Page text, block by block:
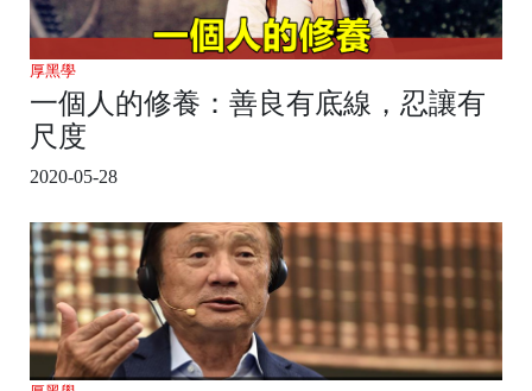
厚黑學
一個人的修養：善良有底線，忍讓有
尺度
2020-05-28